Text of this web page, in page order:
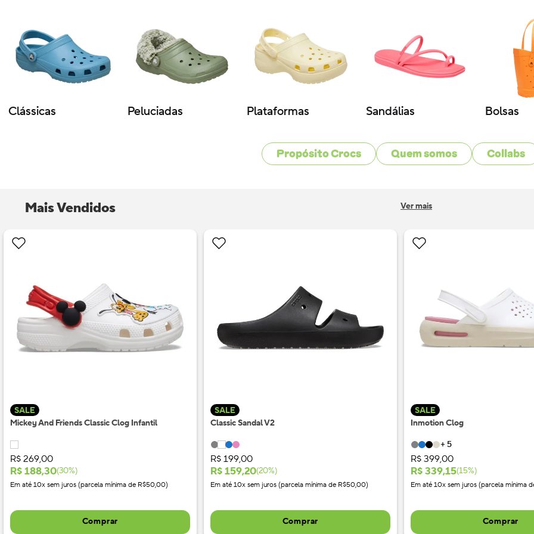
Clássicas Peluciadas Plataformas Sandálias Bolsas
Propósito Crocs Quem somos Collabs
Mais Vendidos Ver mais
SALE
Mickey And Friends Classic Clog Infantil
R$ 269,00
R$188,30(30%)
Em até 10x sem juros (parcela mínima de R$50,00)
Comprar
SALE
Classic Sandal V2
R$ 199,00
R$159,20(20%)
Em até 10x sem juros (parcela mínima de R$50,00)
Comprar
SALE
Inmotion Clog
+ 5
R$ 399,00
R$339,15(15%)
Em até 10x sem juros (parcela mínima
Comprar